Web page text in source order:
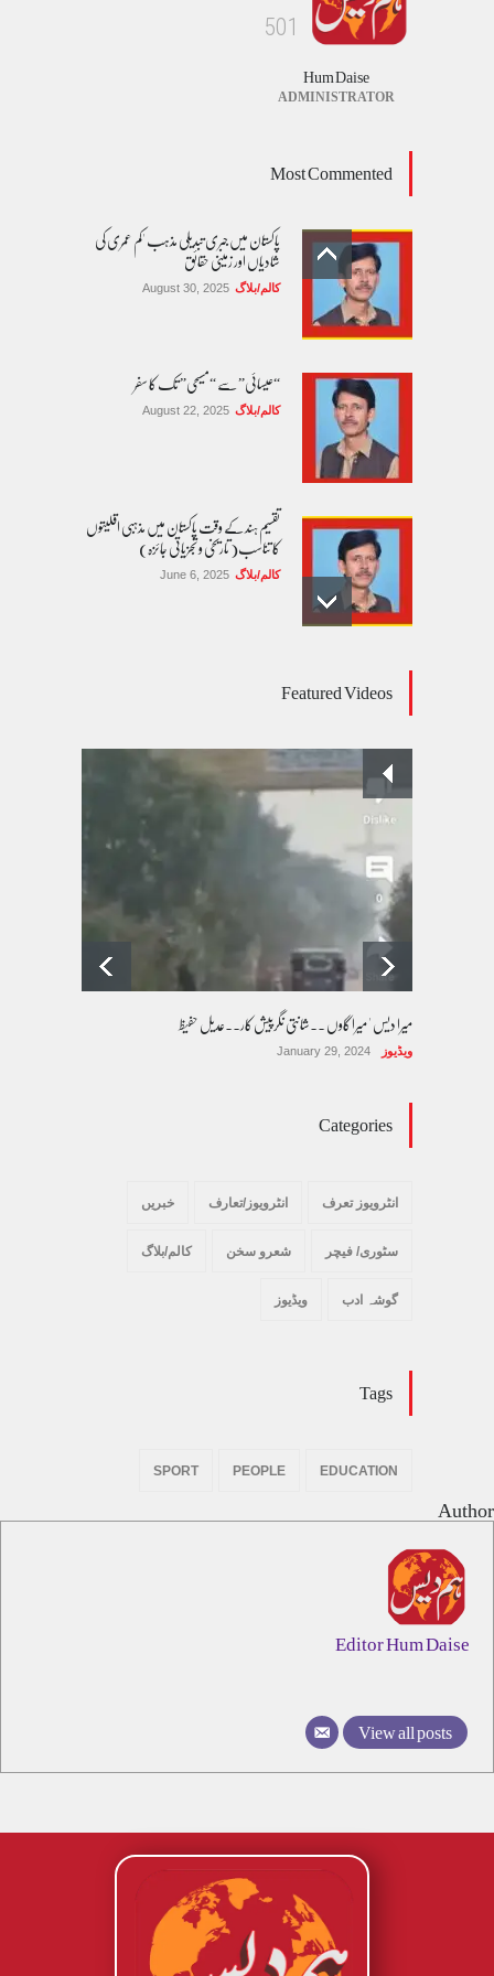
1
0
5
Hum Daise
ADMINISTRATOR
Most Commented
پاکستان میں جبری تبدیلی مذہب 'کم عمری کی
شادیاں اور زمینی حقائق
کالم/بلاگ August 30, 2025
“عیسائی” سے “مسیحی” تک کا سفر
کالم/بلاگ August 22, 2025
تقسیم ہند کے وقت پاکستان میں مذہبی اقلیتوں
کا تناسب( تاریخی و تجزیاتی جائزہ)
کالم/بلاگ June 6, 2025
پسند کی شادیوں کا بڑھتا ہوا رجحان اور راولپنڈی
کی یوسیز میں اندارج پر پابندی ایک نیا تنازعہ
October 14, 2025
Featured Videos
میرا دیس ' میرا گاوں ۔۔شانتی نگرپیش کار۔۔عدیل حفیظ
ویڈیوز January 29, 2024
Categories
انٹرویوز تعرف انٹرویوز/تعارف خبریں
سٹوری/ فیچر شعرو سخن کالم/بلاگ
گوشہ ادب ویڈیوز
Tags
EDUCATION
PEOPLE
SPORT
Author
Editor Hum Daise
View all posts